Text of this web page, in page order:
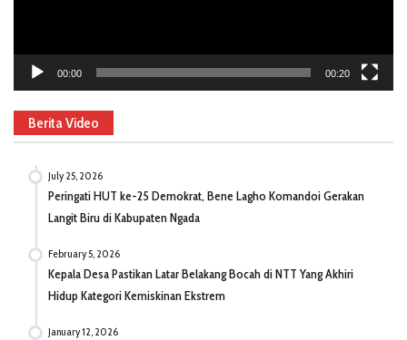
00:00 00:20
Berita Video
July 25, 2026
Peringati HUT ke-25 Demokrat, Bene Lagho Komandoi Gerakan
Langit Biru di Kabupaten Ngada
February 5, 2026
Kepala Desa Pastikan Latar Belakang Bocah di NTT Yang Akhiri
Hidup Kategori Kemiskinan Ekstrem
January 12, 2026